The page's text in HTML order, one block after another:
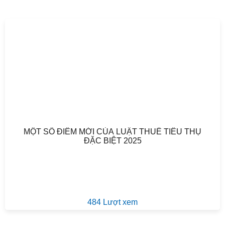
MỘT SỐ ĐIỂM MỚI CỦA LUẬT THUẾ TIÊU THỤ
ĐẶC BIỆT 2025
484 Lượt xem